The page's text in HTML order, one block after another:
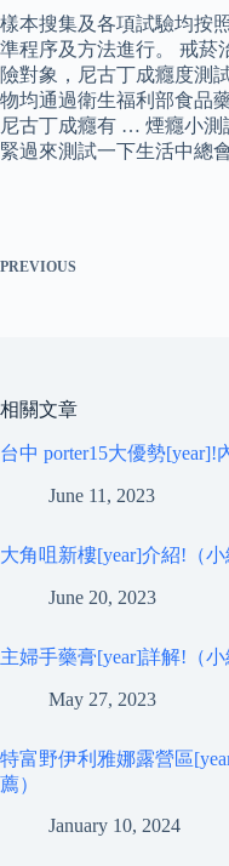
樣本搜集及各項試驗均按
準程序及方法進行。 戒菸
險對象，尼古丁成癮度測
物均通過衛生福利部食品
尼古丁成癮有 … 煙癮小測
緊過來測試一下生活中總
PREVIOUS
相關文章
台中 porter15大優勢[year]!
June 11, 2023
大角咀新樓[year]介紹!（小
June 20, 2023
主婦手藥膏[year]詳解!（小
May 27, 2023
特富野伊利雅娜露營區
薦）
January 10, 2024